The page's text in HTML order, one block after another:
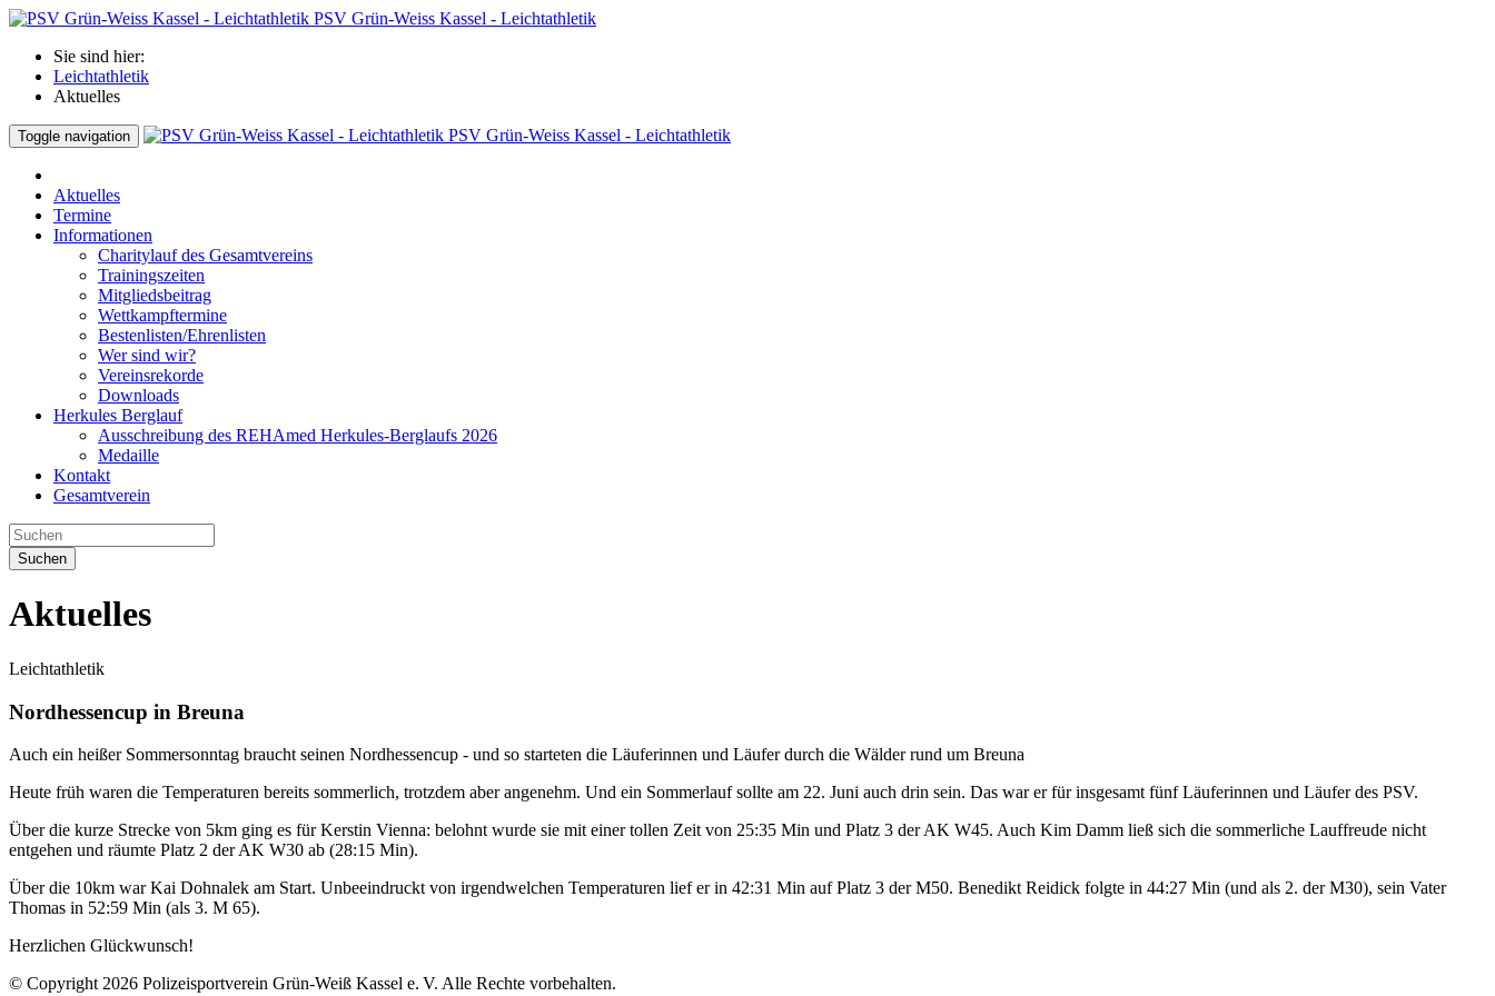
PSV Grün-Weiss Kassel - Leichtathletik
Sie sind hier:
Leichtathletik
Aktuelles
Toggle navigation PSV Grün-Weiss Kassel - Leichtathletik
Aktuelles
Termine
Informationen
Charitylauf des Gesamtvereins
Trainingszeiten
Mitgliedsbeitrag
Wettkampftermine
Bestenlisten/Ehrenlisten
Wer sind wir?
Vereinsrekorde
Downloads
Herkules Berglauf
Ausschreibung des REHAmed Herkules-Berglaufs 2026
Medaille
Kontakt
Gesamtverein
Suchen
Aktuelles
Leichtathletik
Nordhessencup in Breuna
Auch ein heißer Sommersonntag braucht seinen Nordhessencup - und so starteten die Läuferinnen und Läufer durch die Wälder rund um Breuna
Heute früh waren die Temperaturen bereits sommerlich, trotzdem aber angenehm. Und ein Sommerlauf sollte am 22. Juni auch drin sein. Das war er für insgesamt fünf Läuferinnen und Läufer des PSV.
Über die kurze Strecke von 5km ging es für Kerstin Vienna: belohnt wurde sie mit einer tollen Zeit von 25:35 Min und Platz 3 der AK W45. Auch Kim Damm ließ sich die sommerliche Lauffreude nicht
entgehen und räumte Platz 2 der AK W30 ab (28:15 Min).
Über die 10km war Kai Dohnalek am Start. Unbeeindruckt von irgendwelchen Temperaturen lief er in 42:31 Min auf Platz 3 der M50. Benedikt Reidick folgte in 44:27 Min (und als 2. der M30), sein Vater
Thomas in 52:59 Min (als 3. M 65).
Herzlichen Glückwunsch!
© Copyright 2026 Polizeisportverein Grün-Weiß Kassel e. V. Alle Rechte vorbehalten.